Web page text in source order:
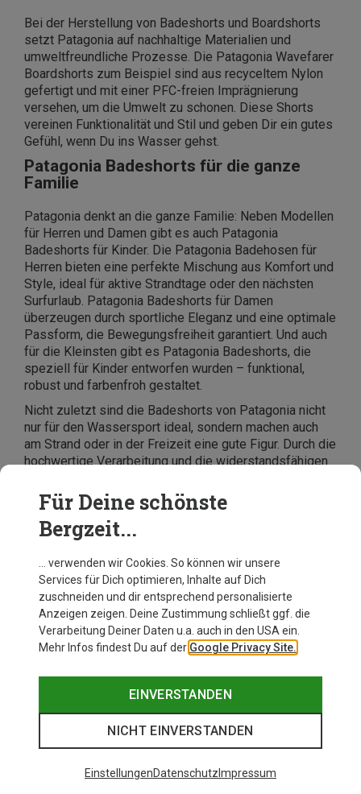
Bei der Herstellung von Badeshorts und Boardshorts
setzt Patagonia auf nachhaltige Materialien und
umweltfreundliche Prozesse. Die Patagonia Wavefarer
Boardshorts zum Beispiel sind aus recyceltem Nylon
gefertigt und mit einer PFC-freien Imprägnierung
versehen, um die Umwelt zu schonen. Diese Shorts
vereinen Funktionalität und Stil und geben Dir ein gutes
Gefühl, wenn Du ins Wasser gehst.
Patagonia Badeshorts für die ganze
Familie
Patagonia denkt an die ganze Familie: Neben Modellen
für Herren und Damen gibt es auch Patagonia
Badeshorts für Kinder. Die Patagonia Badehosen für
Herren bieten eine perfekte Mischung aus Komfort und
Style, ideal für aktive Strandtage oder den nächsten
Surfurlaub. Patagonia Badeshorts für Damen
überzeugen durch sportliche Eleganz und eine optimale
Passform, die Bewegungsfreiheit garantiert. Und auch
für die Kleinsten gibt es Patagonia Badeshorts, die
speziell für Kinder entworfen wurden – funktional,
robust und farbenfroh gestaltet.
Nicht zuletzt sind die Badeshorts von Patagonia nicht
nur für den Wassersport ideal, sondern machen auch
am Strand oder in der Freizeit eine gute Figur. Durch die
hochwertige Verarbeitung und die widerstandsfähigen
Nutzung problemlos stand. Ob Du die Patagonia
Boardshorts beim Surfen oder beim Volleyballspielen
am Strand trägst – sie bieten Dir die
Bewegungsfreiheit und den Komfort, den Du benötigst.
Für Deine schönste
Bergzeit...
… verwenden wir Cookies. So können wir unsere
Services für Dich optimieren, Inhalte auf Dich
zuschneiden und dir entsprechend personalisierte
Anzeigen zeigen. Deine Zustimmung schließt ggf. die
Verarbeitung Deiner Daten u.a. auch in den USA ein.
Mehr Infos findest Du auf der Google Privacy Site.
EINVERSTANDEN
NICHT EINVERSTANDEN
EinstellungenDatenschutz Impressum